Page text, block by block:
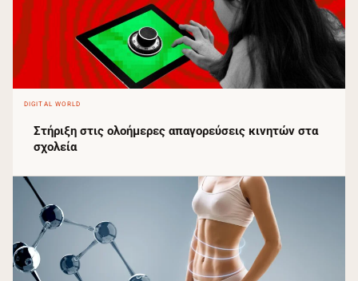
DIGITAL WORLD
Στήριξη στις ολοήμερες απαγορεύσεις κινητών στα
σχολεία